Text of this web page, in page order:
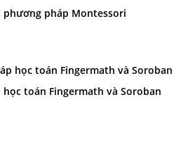
pháp Montessori
toán Fingermath và Soroban